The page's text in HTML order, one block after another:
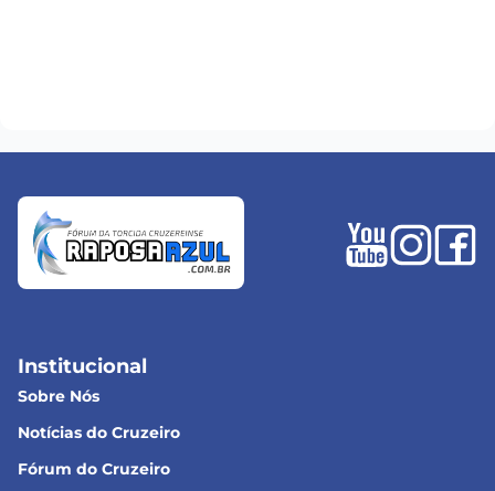
Institucional
Sobre Nós
Notícias do Cruzeiro
Fórum do Cruzeiro